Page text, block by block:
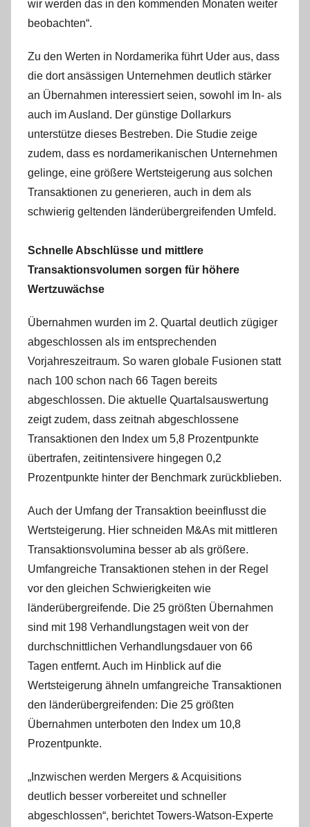
wir werden das in den kommenden Monaten weiter
beobachten“.
Zu den Werten in Nordamerika führt Uder aus, dass
die dort ansässigen Unternehmen deutlich stärker
an Übernahmen interessiert seien, sowohl im In- als
auch im Ausland. Der günstige Dollarkurs
unterstütze dieses Bestreben. Die Studie zeige
zudem, dass es nordamerikanischen Unternehmen
gelinge, eine größere Wertsteigerung aus solchen
Transaktionen zu generieren, auch in dem als
schwierig geltenden länderübergreifenden Umfeld.
Schnelle Abschlüsse und mittlere
Transaktionsvolumen sorgen für höhere
Wertzuwächse
Übernahmen wurden im 2. Quartal deutlich zügiger
abgeschlossen als im entsprechenden
Vorjahreszeitraum. So waren globale Fusionen statt
nach 100 schon nach 66 Tagen bereits
abgeschlossen. Die aktuelle Quartalsauswertung
zeigt zudem, dass zeitnah abgeschlossene
Transaktionen den Index um 5,8 Prozentpunkte
übertrafen, zeitintensivere hingegen 0,2
Prozentpunkte hinter der Benchmark zurückblieben.
Auch der Umfang der Transaktion beeinflusst die
Wertsteigerung. Hier schneiden M&As mit mittleren
Transaktionsvolumina besser ab als größere.
Umfangreiche Transaktionen stehen in der Regel
vor den gleichen Schwierigkeiten wie
länderübergreifende. Die 25 größten Übernahmen
sind mit 198 Verhandlungstagen weit von der
durchschnittlichen Verhandlungsdauer von 66
Tagen entfernt. Auch im Hinblick auf die
Wertsteigerung ähneln umfangreiche Transaktionen
den länderübergreifenden: Die 25 größten
Übernahmen unterboten den Index um 10,8
Prozentpunkte.
„Inzwischen werden Mergers & Acquisitions
deutlich besser vorbereitet und schneller
abgeschlossen“, berichtet Towers-Watson-Experte